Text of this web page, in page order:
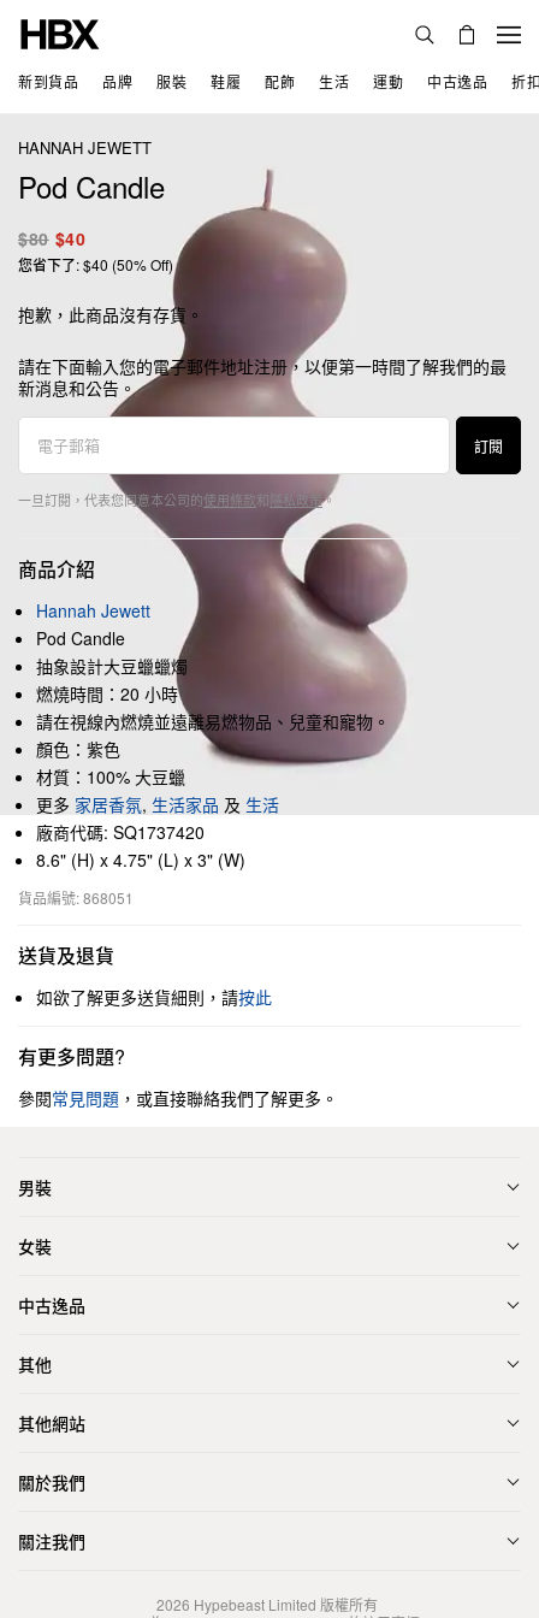
新到貨品 品牌 服裝 鞋履 配飾 生活 運動 中古逸品 折
HANNAH JEWETT
Pod Candle
$80 $40
您省下了: $40 (50% Off)
抱歉，此商品沒有存貨。
請在下面輸入您的電子郵件地址注册，以便第一時間了解我們的最
新消息和公告。
訂閱
一旦訂閱，代表您同意本公司的使用條款和隱私政策。
商品介紹
Hannah Jewett
Pod Candle
抽象設計大豆蠟蠟燭
燃燒時間：20 小時
請在視線內燃燒並遠離易燃物品、兒童和寵物。
顏色：紫色
材質：100% 大豆蠟
更多 家居香氛, 生活家品 及 生活
廠商代碼: SQ1737420
8.6" (H) x 4.75" (L) x 3" (W)
貨品編號: 868051
送貨及退貨
如欲了解更多送貨細則，請按此
有更多問題?
參閱常見問題 ，或直接聯絡我們了解更多。
男裝
女裝
中古逸品
其他
其他網站
關於我們
關注我們
2026 Hypebeast Limited 版權所有